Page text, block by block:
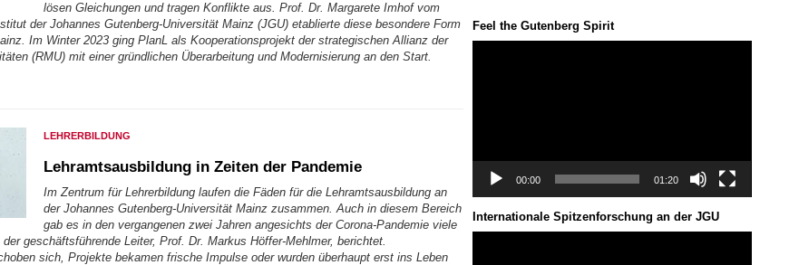
lösen Gleichungen und tragen Konflikte aus. Prof. Dr. Margarete Imhof vom
der Johannes Gutenberg-Universität Mainz (JGU) etablierte diese besondere Form
Im Winter 2023 ging PlanL als Kooperationsprojekt der strategischen Allianz der
(RMU) mit einer gründlichen Überarbeitung und Modernisierung an den Start.
LEHRERBILDUNG
Lehramtsausbildung in Zeiten der Pandemie
Im Zentrum für Lehrerbildung laufen die Fäden für die Lehramtsausbildung an
der Johannes Gutenberg-Universität Mainz zusammen. Auch in diesem Bereich
gab es in den vergangenen zwei Jahren angesichts der Corona-Pandemie viele
der geschäftsführende Leiter, Prof. Dr. Markus Höffer-Mehlmer, berichtet.
sich, Projekte bekamen frische Impulse oder wurden überhaupt erst ins Leben
Feel the Gutenberg Spirit
00:00 01:20
Internationale Spitzenforschung an der JGU